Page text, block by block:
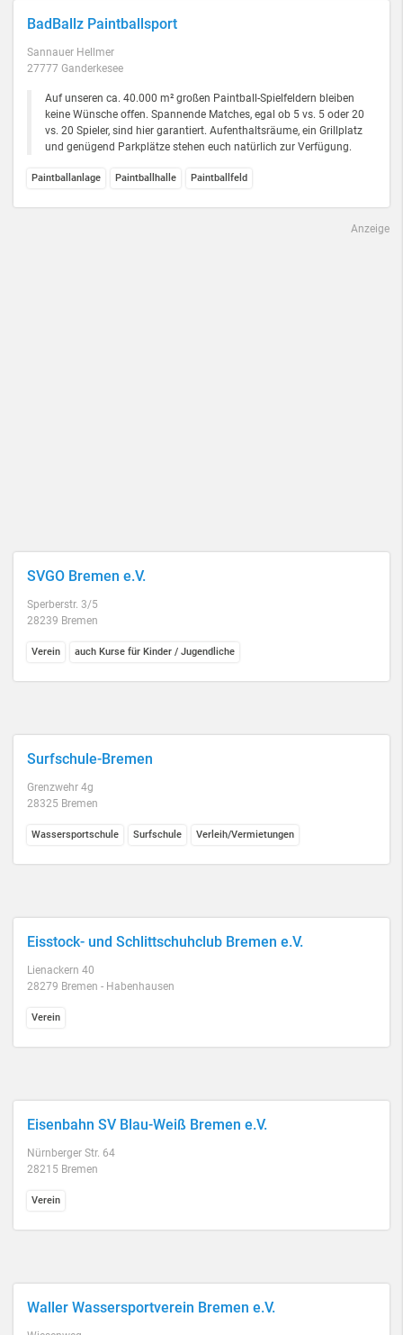
BadBallz Paintballsport
Sannauer Hellmer
27777 Ganderkesee
Auf unseren ca. 40.000 m² großen Paintball-Spielfeldern bleiben
keine Wünsche offen. Spannende Matches, egal ob 5 vs. 5 oder 20
vs. 20 Spieler, sind hier garantiert. Aufenthaltsräume, ein Grillplatz
und genügend Parkplätze stehen euch natürlich zur Verfügung.
Paintballanlage Paintballhalle Paintballfeld
Anzeige
SVGO Bremen e.V.
Sperberstr. 3/5
28239 Bremen
Verein auch Kurse für Kinder / Jugendliche
Surfschule-Bremen
Grenzwehr 4g
28325 Bremen
Wassersportschule Surfschule Verleih/Vermietungen
Eisstock- und Schlittschuhclub Bremen e.V.
Lienackern 40
28279 Bremen - Habenhausen
Verein
Eisenbahn SV Blau-Weiß Bremen e.V.
Nürnberger Str. 64
28215 Bremen
Verein
Waller Wassersportverein Bremen e.V.